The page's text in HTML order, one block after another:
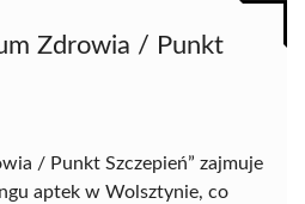
Zdrowia / Punkt
/ Punkt Szczepień” zajmuje
aptek w Wolsztynie, co